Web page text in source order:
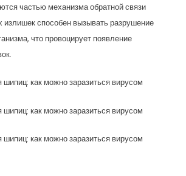
частью механизма обратной связи
способен вызывать разрушение
что провоцирует появление